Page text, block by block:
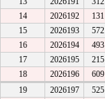
14
2026192 131
15
2026193 572
16
2026194 493
17
2026195 215
18
2026196 609
19
2026197 525